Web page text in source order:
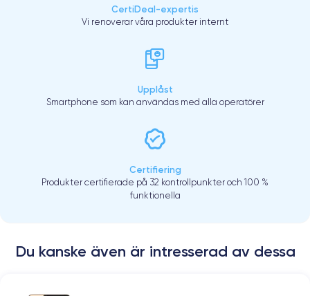
CertiDeal-expertis
Vi renoverar våra produkter internt
Upplåst
Smartphone som kan användas med alla operatörer
Certifiering
Produkter certifierade på 32 kontrollpunkter och 100 %
funktionella
Du kanske även är intresserad av dessa